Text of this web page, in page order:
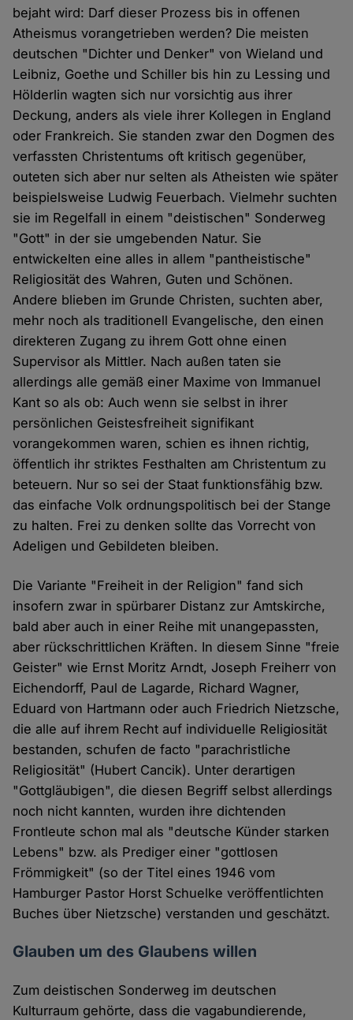
bejaht wird: Darf dieser Prozess bis in offenen
Atheismus vorangetrieben werden? Die meisten
deutschen "Dichter und Denker" von Wieland und
Leibniz, Goethe und Schiller bis hin zu Lessing und
Hölderlin wagten sich nur vorsichtig aus ihrer
Deckung, anders als viele ihrer Kollegen in England
oder Frankreich. Sie standen zwar den Dogmen des
verfassten Christentums oft kritisch gegenüber,
outeten sich aber nur selten als Atheisten wie später
beispielsweise Ludwig Feuerbach. Vielmehr suchten
sie im Regelfall in einem "deistischen" Sonderweg
"Gott" in der sie umgebenden Natur. Sie
entwickelten eine alles in allem "pantheistische"
Religiosität des Wahren, Guten und Schönen.
Andere blieben im Grunde Christen, suchten aber,
mehr noch als traditionell Evangelische, den einen
direkteren Zugang zu ihrem Gott ohne einen
Supervisor als Mittler. Nach außen taten sie
allerdings alle gemäß einer Maxime von Immanuel
Kant so als ob: Auch wenn sie selbst in ihrer
persönlichen Geistesfreiheit signifikant
vorangekommen waren, schien es ihnen richtig,
öffentlich ihr striktes Festhalten am Christentum zu
beteuern. Nur so sei der Staat funktionsfähig bzw.
das einfache Volk ordnungspolitisch bei der Stange
zu halten. Frei zu denken sollte das Vorrecht von
Adeligen und Gebildeten bleiben.
Die Variante "Freiheit in der Religion" fand sich
insofern zwar in spürbarer Distanz zur Amtskirche,
bald aber auch in einer Reihe mit unangepassten,
aber rückschrittlichen Kräften. In diesem Sinne "freie
Geister" wie Ernst Moritz Arndt, Joseph Freiherr von
Eichendorff, Paul de Lagarde, Richard Wagner,
Eduard von Hartmann oder auch Friedrich Nietzsche,
die alle auf ihrem Recht auf individuelle Religiosität
bestanden, schufen de facto "parachristliche
Religiosität" (Hubert Cancik). Unter derartigen
"Gottgläubigen", die diesen Begriff selbst allerdings
noch nicht kannten, wurden ihre dichtenden
Frontleute schon mal als "deutsche Künder starken
Lebens" bzw. als Prediger einer "gottlosen
Frömmigkeit" (so der Titel eines 1946 vom
Hamburger Pastor Horst Schuelke veröffentlichten
Buches über Nietzsche) verstanden und geschätzt.
Glauben um des Glaubens willen
Zum deistischen Sonderweg im deutschen
Kulturraum gehörte, dass die vagabundierende,